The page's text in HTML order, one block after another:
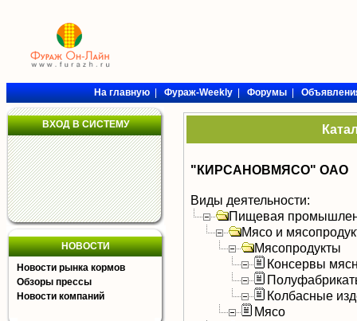
На главную|Фураж-Weekly|Форумы|
ВХОД В СИСТЕМУ
НОВОСТИ
Новости рынка кормов
Обзоры прессы
Новости компаний
"КИРСАНОВМЯСО" ОАО
Виды деятельности:
Пищевая
Мясо и
Мясопродукты
Консервы
Колбасные
Мясо